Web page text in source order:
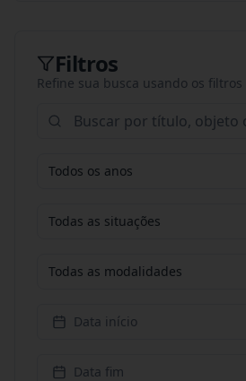
Filtros
Refine sua busca usando os filtros
Todos os anos
Todas as situações
Todas as modalidades
Data início
Data fim